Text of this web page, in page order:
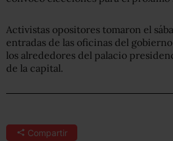
Activistas opositores tomaron el
entradas de las oficinas del
los alrededores del palacio
de la capital.
Compartir